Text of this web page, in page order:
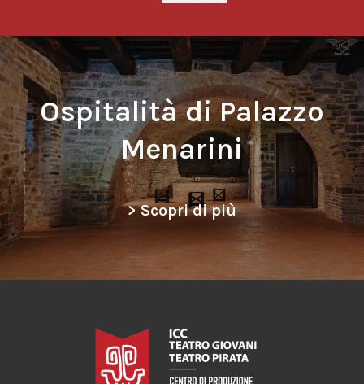
Ospitalità di Palazzo
Menarini
> Scopri di più